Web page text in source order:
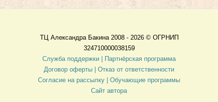
ТЦ Александра Бакина 2008 - 2026 © ОГРНИП
324710000038159
Служба поддержки |
Партнёрская программа
Договор оферты
| Отказ от ответственности
Согласие на рассылку | Обучающие программы
Сайт автора